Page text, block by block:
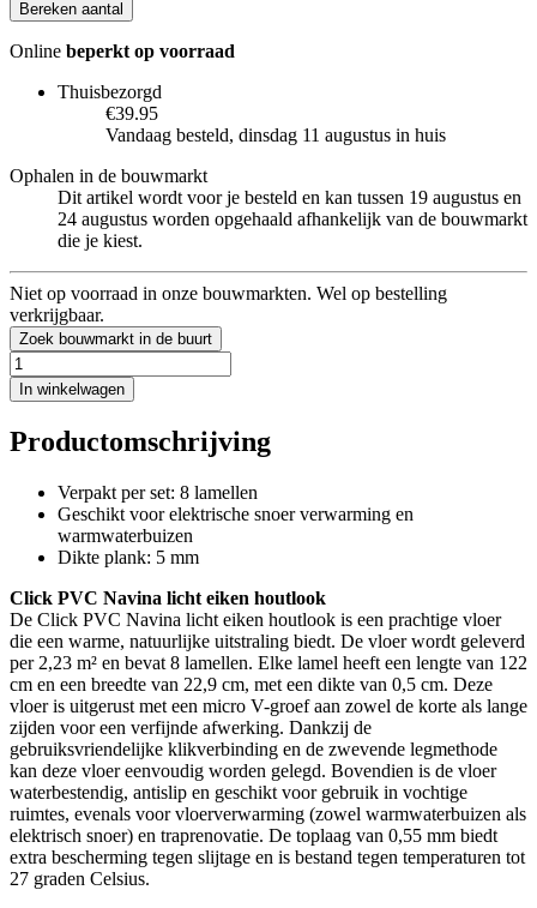
Bereken aantal
Online beperkt op voorraad
Thuisbezorgd
€39.95
Vandaag besteld, dinsdag 11 augustus in huis
Ophalen in de bouwmarkt
Dit artikel wordt voor je besteld en kan tussen 19 augustus en
24 augustus worden opgehaald afhankelijk van de bouwmarkt
die je kiest.
Niet op voorraad in onze bouwmarkten. Wel op bestelling
verkrijgbaar.
Zoek bouwmarkt in de buurt
In winkelwagen
Productomschrijving
Verpakt per set: 8 lamellen
Geschikt voor elektrische snoer verwarming en
warmwaterbuizen
Dikte plank: 5 mm
Click PVC Navina licht eiken houtlook
De Click PVC Navina licht eiken houtlook is een prachtige vloer
die een warme, natuurlijke uitstraling biedt. De vloer wordt geleverd
per 2,23 m² en bevat 8 lamellen. Elke lamel heeft een lengte van 122
cm en een breedte van 22,9 cm, met een dikte van 0,5 cm. Deze
vloer is uitgerust met een micro V-groef aan zowel de korte als lange
zijden voor een verfijnde afwerking. Dankzij de
gebruiksvriendelijke klikverbinding en de zwevende legmethode
kan deze vloer eenvoudig worden gelegd. Bovendien is de vloer
waterbestendig, antislip en geschikt voor gebruik in vochtige
ruimtes, evenals voor vloerverwarming (zowel warmwaterbuizen als
elektrisch snoer) en traprenovatie. De toplaag van 0,55 mm biedt
extra bescherming tegen slijtage en is bestand tegen temperaturen tot
27 graden Celsius.